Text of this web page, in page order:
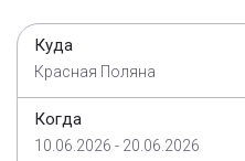
Куда
Красная Поляна
Когда
10.06.2026 - 20.06.2026